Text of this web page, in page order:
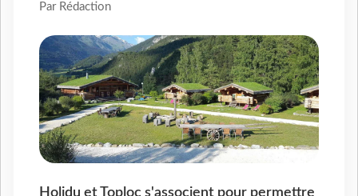
Par Rédaction
Holidu et Toploc s'associent pour permettre